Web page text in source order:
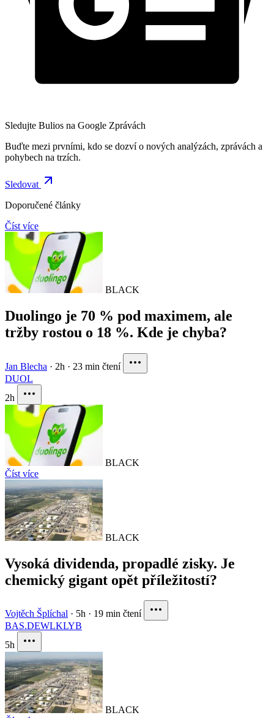
Sledujte Bulios na Google Zprávách
Buďte mezi prvními, kdo se dozví o nových analýzách, zprávách a
pohybech na trzích.
Sledovat
Doporučené články
Číst více
BLACK
Duolingo je 70 % pod maximem, ale
tržby rostou o 18 %. Kde je chyba?
Jan Blecha · 2h · 23 min čtení
DUOL
2h
BLACK
Číst více
BLACK
Vysoká dividenda, propadlé zisky. Je
chemický gigant opět příležitostí?
Vojtěch Šplíchal · 5h · 19 min čtení
BAS.DEWLKLYB
5h
BLACK